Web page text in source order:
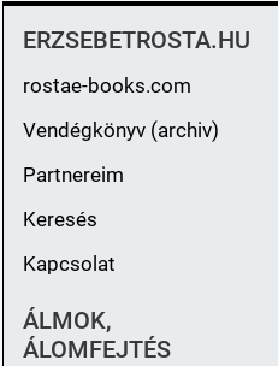
ERZSEBETROSTA.HU
rostae-books.com
Vendégkönyv (archiv)
Partnereim
Keresés
Kapcsolat
ÁLMOK,
ÁLOMFEJTÉS